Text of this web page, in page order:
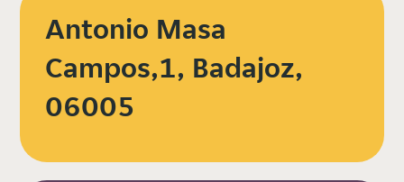
Antonio Masa
Campos,1, Badajoz,
06005